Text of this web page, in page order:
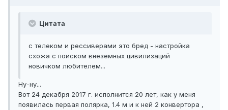
Цитата
с телеком и рессиверами это бред - настройка
схожа с поиском внеземных цивилизаций
новичком любителем...
Ну-ну...
Вот 24 декабря 2017 г. исполнится 20 лет, как у меня
появилась первая полярка, 1.4 м и к ней 2 конвертора ,